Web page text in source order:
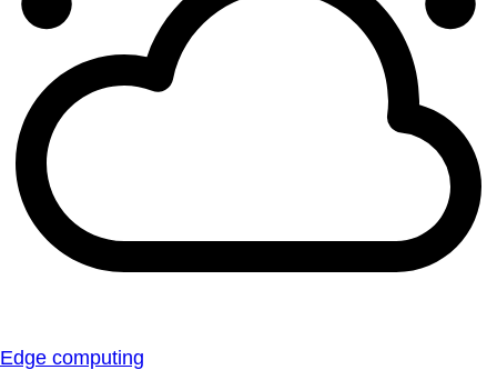
Edge computing